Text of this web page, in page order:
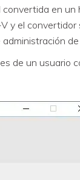
en
y el convertidor
de un usuario